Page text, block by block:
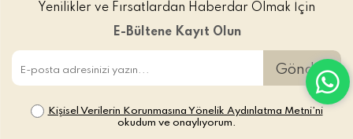
Yenilikler ve Fırsatlardan Haberdar Olmak İçin
E-Bültene Kayıt Olun
Gönder
Kişisel Verilerin Korunmasına Yönelik Aydınlatma Metni’ni
okudum ve onaylıyorum.